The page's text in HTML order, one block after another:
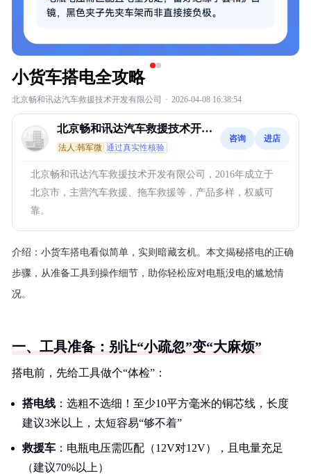
小货车搭电全攻略
北京畅和讯达汽车救援技术开发有限公司 · 2026-04-08 16:38:54
北京畅和讯达汽车救援技术开发
有限公司
法人:韩军微 通过真实性核验
咨询 进店
北京畅和讯达汽车救援技术开发有限公司，2016年成立于
北京市，主营汽车救援、拖车救援等，产品多样，权威可
靠。
介绍： 小货车搭电看似简单，实则暗藏玄机。本文揭秘搭电的正确
步骤，从准备工具到操作细节，助你轻松应对电瓶没电的尴尬情
况。
一、工具准备：别让“小疏忽”变“大麻烦”
搭电前，先给工具做个“体检”：
搭电线 ：选粗不选细！至少10平方毫米的铜芯线，长度
建议3米以上，太短容易“够不着”
救援车 ：电瓶电压需匹配（12V对12V），且电量充足
（建议70%以上）